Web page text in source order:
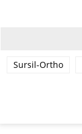
Sursil-Ortho